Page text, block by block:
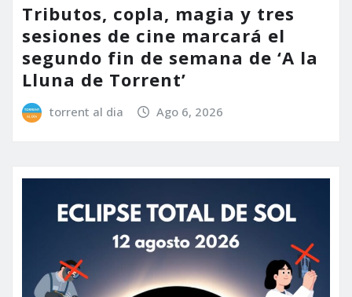
Tributos, copla, magia y tres
sesiones de cine marcará el
segundo fin de semana de ‘A la
Lluna de Torrent’
torrent al dia Ago 6, 2026